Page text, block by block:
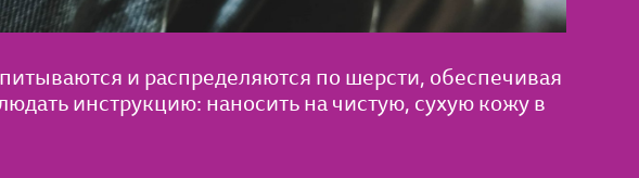
и распределяются по шерсти, обеспечивая
инструкцию: наносить на чистую, сухую кожу в